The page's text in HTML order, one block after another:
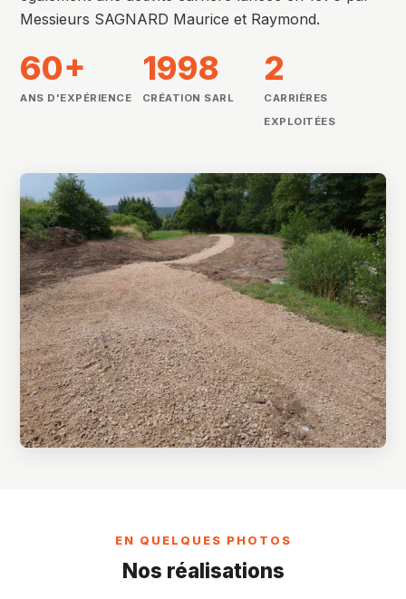
Messieurs SAGNARD Maurice et Raymond.
60+
ANS D'EXPÉRIENCE
1998
CRÉATION SARL
2
CARRIÈRES
EXPLOITÉES
EN QUELQUES PHOTOS
Nos réalisations